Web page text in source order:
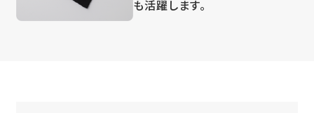
も活躍します。